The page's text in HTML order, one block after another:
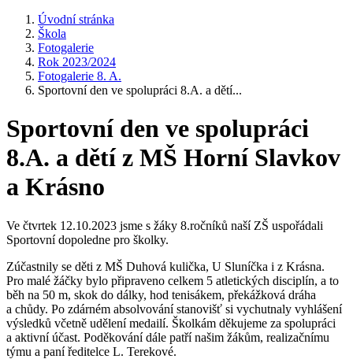
Úvodní stránka
Škola
Fotogalerie
Rok 2023/2024
Fotogalerie 8. A.
Sportovní den ve spolupráci 8.A. a dětí...
Sportovní den ve spolupráci
8.A. a dětí z MŠ Horní Slavkov
a Krásno
Ve čtvrtek 12.10.2023 jsme s žáky 8.ročníků naší ZŠ uspořádali
Sportovní dopoledne pro školky.
Zúčastnily se děti z MŠ Duhová kulička, U Sluníčka i z Krásna.
Pro malé žáčky bylo připraveno celkem 5 atletických disciplín, a to
běh na 50 m, skok do dálky, hod tenisákem, překážková dráha
a chůdy. Po zdárném absolvování stanovišť si vychutnaly vyhlášení
výsledků včetně udělení medailí. Školkám děkujeme za spolupráci
a aktivní účast. Poděkování dále patří našim žákům, realizačnímu
týmu a paní ředitelce L. Terekové.